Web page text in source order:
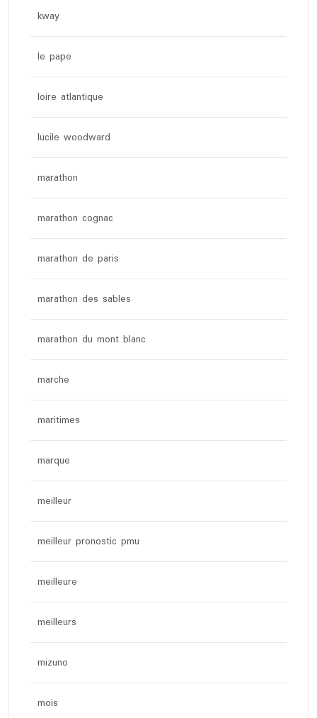
kway
le pape
loire atlantique
lucile woodward
marathon
marathon cognac
marathon de paris
marathon des sables
marathon du mont blanc
marche
maritimes
marque
meilleur
meilleur pronostic pmu
meilleure
meilleurs
mizuno
mois